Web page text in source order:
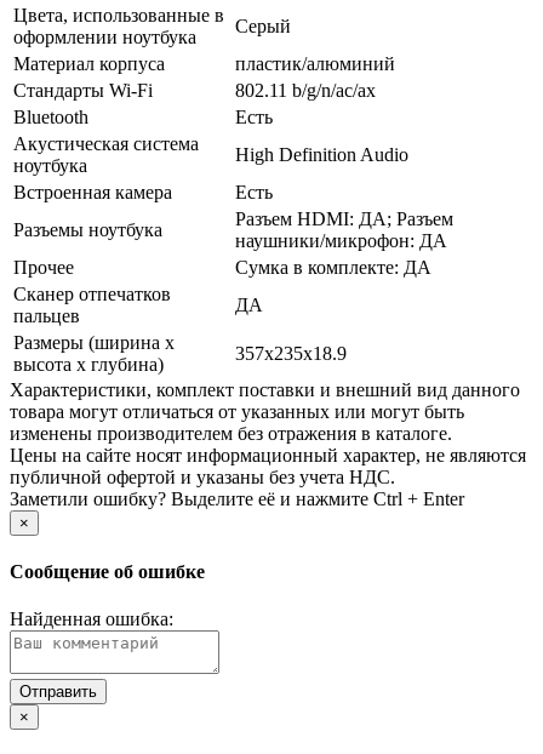
Цвета, использованные в
оформлении ноутбука
Серый
Материал корпуса
пластик/­алюминий
Стандарты Wi-Fi
802.11 b/­g/­n/­ac/­ax
Bluetooth
Есть
Акустическая система
ноутбука
High Definition Audio
Встроенная камера
Есть
Разъемы ноутбука
Разъем HDMI: ДА; Разъем
наушники/­микрофон: ДА
Прочее
Сумка в комплекте: ДА
Сканер отпечатков
пальцев
ДА
Размеры (ширина х
высота х глубина)
357x235x18.9
Xарактеристики, комплект поставки и внешний вид данного
товара могут отличаться от указанных или могут быть
изменены производителем без отражения в каталоге.
Цены на сайте носят информационный характер, не являются
публичной офертой и указаны без учета НДС.
Заметили ошибку? Выделите её и нажмите Ctrl + Enter
×
Сообщение об ошибке
Найденная ошибка:
×